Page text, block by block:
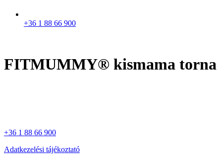
+36 1 88 66 900
FITMUMMY® kismama torna
+36 1 88 66 900
Adatkezelési tájékoztató